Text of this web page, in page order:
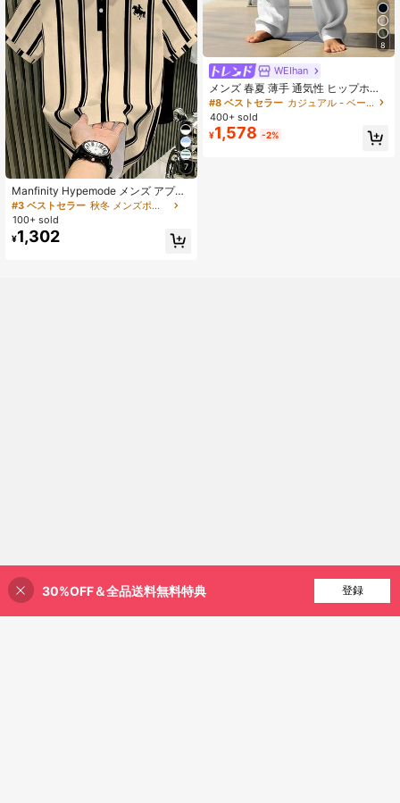
7
Manfinity Hypemode メンズ アプリ
コット クラシック カジュアル スト
ライプ 乗馬柄 ポロシャツ、セレモニ
ー
#3 ベストセラー
秋冬 メンズポロシャツ
100+ sold
¥1,302
8
WEIhan
メンズ 春夏 薄手 通気性 ヒップホッ
プ リネン カジュアル ラウンジ スポ
ーツ ロングパンツ ビーチ ストレー
トレッグ ハワイアン 無地 バケーシ
ョンコア
#8 ベストセラー
カジュアル - ベーシック メンズスウェットパンツ
400+ sold
¥1,578 -2%
39% 割引！
30%OFF＆全品送料無料特典 登録